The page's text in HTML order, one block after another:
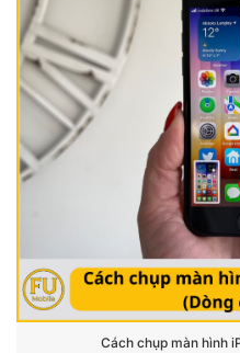
Cách chụp màn hình